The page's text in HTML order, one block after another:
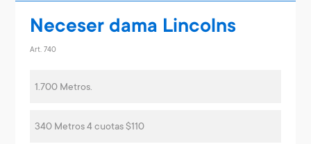
Neceser dama Lincolns
Art. 740
1.700 Metros.
340 Metros 4 cuotas $110